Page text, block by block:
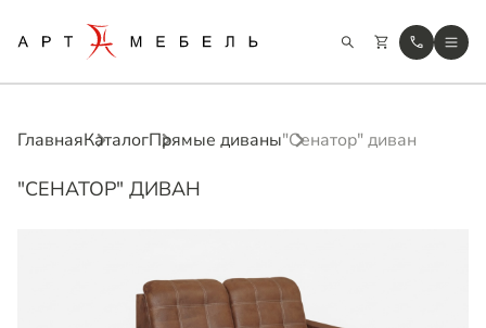
ГлавнаяКаталогПрямые диваны"Сенатор" диван
"СЕНАТОР" ДИВАН